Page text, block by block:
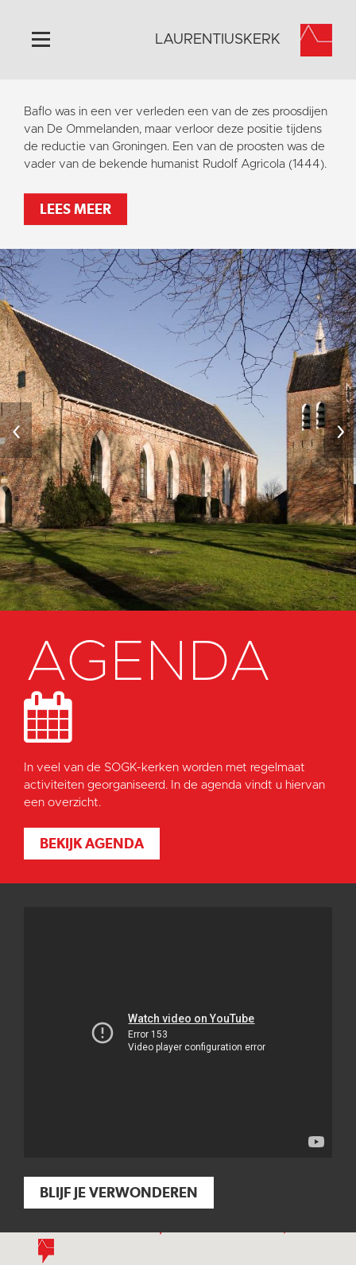
Home
Algemeen
Historie
Activiteiten
Contact
Vaktaal
LAURENTIUSKERK
Baflo was in een ver verleden een van de zes proosdijen
van De Ommelanden, maar verloor deze positie tijdens
de reductie van Groningen. Een van de proosten was de
vader van de bekende humanist Rudolf Agricola (1444).
LEES MEER
‹ ›
AGENDA
In veel van de SOGK-kerken worden met regelmaat
activiteiten georganiseerd. In de agenda vindt u hiervan
een overzicht.
BEKIJK AGENDA
BLIJF JE VERWONDEREN